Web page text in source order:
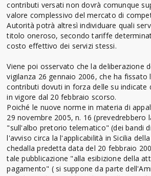
contributi versati non dovrà comunque
valore complessivo del mercato di
Autorità potrà altresì individuare quali
titolo oneroso, secondo tariffe
costo effettivo dei servizi stessi.
Viene poi osservato che la deliberazione
vigilanza 26 gennaio 2006, che ha fissato
contributi dovuti in forza delle su indicate
in vigore dal 20 febbraio scorso.
Poiché le nuove norme in materia di
29 novembre 2005, n. 16 (prevedrebbero
"sull'albo pretorio telematico" (dei bandi
l'avviso circa la l'applicabilità in Sicilia
chedalla predetta data del 20 febbraio
tale pubblicazione "alla esibizione della
pagamento" ( si suppone da parte